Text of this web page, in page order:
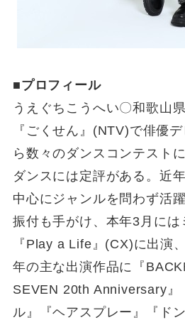
■プロフィール
うえぐちこうへい〇和歌山
『ごくせん』(NTV)で俳優
ら数々のダンスコンテスト
ダンスには定評がある。近
中心にジャンルを問わず活
振付も手がけ、本年3月には
『Play a Life』(CX)に出演
年の主な出演作品に『
SEVEN 20th Anniversary』
ル』『ヘアスプレー』『ド